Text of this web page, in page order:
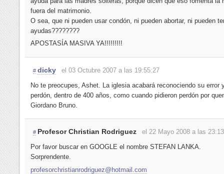
fuera del matrimonio.
O sea, que ni pueden usar condón, ni pueden abortar, ni pueden
ayudas????????
APOSTASÍA MASIVA YA!!!!!!!!!
# dicky
el 03 Octubre 2007 a las 19:55:27
No te preocupes, Ashet. La iglesia acabará reconociendo su error
perdón, dentro de 400 años, como cuando pidieron perdón por
Giordano Bruno.
# Profesor Christian Rodriguez
el 22 Mayo 2008 a las
Por favor buscar en GOOGLE el nombre STEFAN LANKA.
Sorprendente.
profesorchristianrodriguez@hotmail.com